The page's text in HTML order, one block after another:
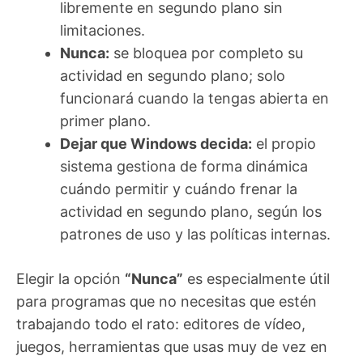
libremente en segundo plano sin
limitaciones.
Nunca: se bloquea por completo su
actividad en segundo plano; solo
funcionará cuando la tengas abierta en
primer plano.
Dejar que Windows decida: el propio
sistema gestiona de forma dinámica
cuándo permitir y cuándo frenar la
actividad en segundo plano, según los
patrones de uso y las políticas internas.
Elegir la opción “Nunca” es especialmente útil
para programas que no necesitas que estén
trabajando todo el rato: editores de vídeo,
juegos, herramientas que usas muy de vez en